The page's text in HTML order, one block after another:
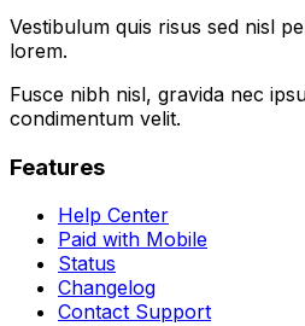
Vestibulum quis risus sed nisl
lorem.
Fusce nibh nisl, gravida nec
condimentum velit.
Features
Help Center
Paid with Mobile
Status
Changelog
Contact Support